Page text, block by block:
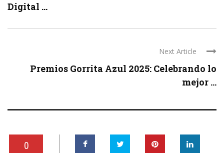
Digital ...
Next Article
Premios Gorrita Azul 2025: Celebrando lo
mejor ...
0